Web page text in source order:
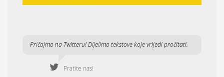
Pričajmo na Twitteru! Dijelimo tekstove koje vrijedi pročitati.
Pratite nas!